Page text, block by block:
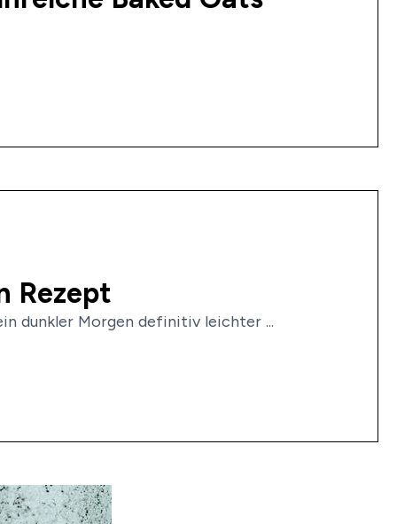
Rezept
dunkler Morgen definitiv leichter ...